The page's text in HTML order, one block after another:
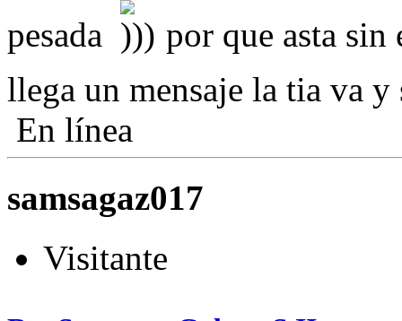
pesada
por que asta sin
llega un mensaje la tia va
En línea
samsagaz017
Visitante